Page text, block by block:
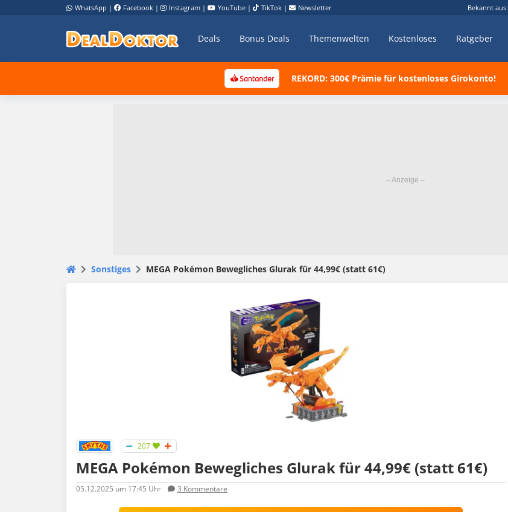
WhatsApp | Facebook | Instagram | YouTube | TikTok | Newsletter Bekannt aus:
Deals Bonus Deals Themenwelten Kostenloses Ratgeber
REKORD: 300€ Prämie für kostenloses Girokonto!
Sonstiges MEGA Pokémon Bewegliches Glurak für 44,99€ (statt 61€)
207
MEGA Pokémon Bewegliches Glurak für 44,99€ (statt 61€)
05.12.2025 um 17:45 Uhr 3 Kommentare